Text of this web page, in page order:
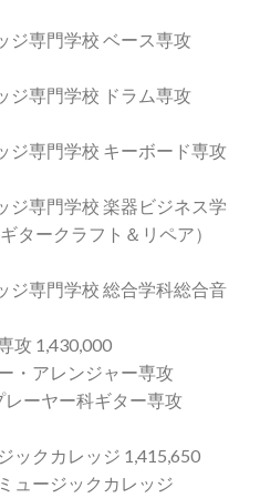
ジ専門学校 ベース専攻
ジ専門学校 ドラム専攻
ジ専門学校 キーボード専攻
ジ専門学校 楽器ビジネス学
タークラフト＆リペア）
ジ専門学校 総合学科総合音
攻 1,430,000
・アレンジャー専攻
レーヤー科ギター専攻
ックカレッジ 1,415,650
ュージックカレッジ